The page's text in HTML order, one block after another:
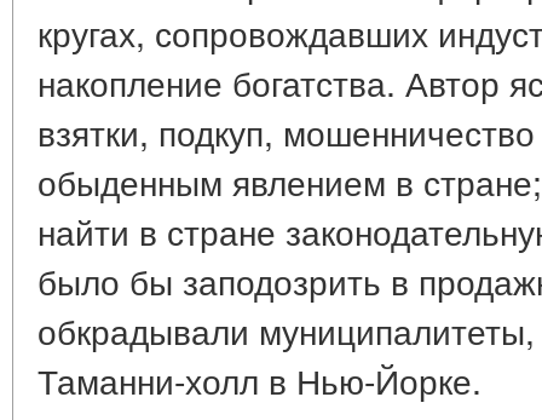
кругах, сопровождавших
накопление богатства. Автор
взятки, подкуп,
обыденным явлением в
найти в стране
было бы заподозрить в
обкрадывали
Таманни-холл в Нью-Йорке.